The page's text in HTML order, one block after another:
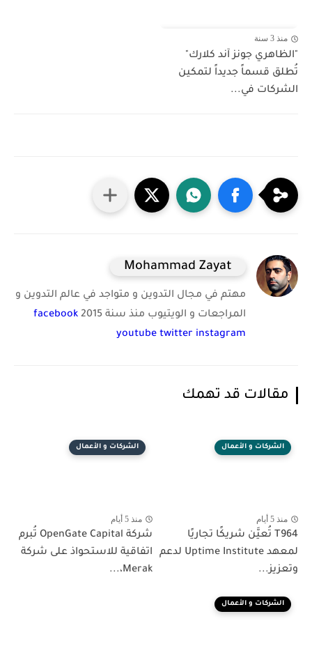
منذ 3 سنة
"الظاهري جونز آند كلارك"
تُطلق قسماً جديداً لتمكين
الشركات في...
Mohammad Zayat
مهتم في مجال التدوين و متواجد في عالم التدوين و
المراجعات و الويتيوب منذ سنة 2015
facebook
youtube twitter instagram
مقالات قد تهمك
الشركات و الأعمال
منذ 5 أيام
T964 تُعيَّن شريكًا تجاريًا
لمعهد Uptime Institute لدعم
وتعزيز...
الشركات و الأعمال
منذ 5 أيام
شركة OpenGate Capital تُبرم
اتفاقية للاستحواذ على شركة
Merak،...
الشركات و الأعمال